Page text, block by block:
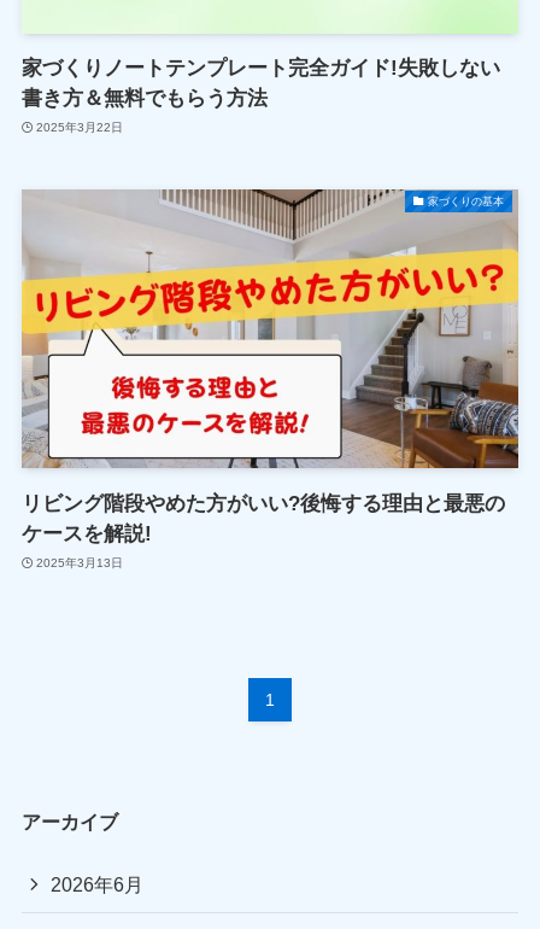
家づくりノートテンプレート完全ガイド!失敗しない
書き方＆無料でもらう方法
2025年3月22日
家づくりの基本
リビング階段やめた方がいい?後悔する理由と最悪の
ケースを解説!
2025年3月13日
1
アーカイブ
2026年6月